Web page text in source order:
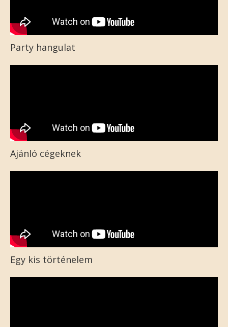
Party hangulat
Ajánló cégeknek
Egy kis történelem